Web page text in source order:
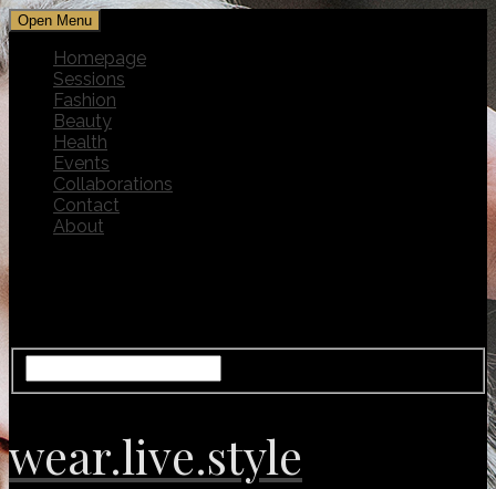
Open Menu
Homepage
Sessions
Fashion
Beauty
Health
Events
Collaborations
Contact
About
wear.live.style